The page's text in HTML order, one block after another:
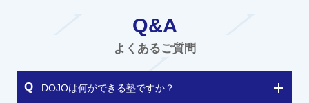
Q&A
よくあるご質問
DOJOは何ができる塾ですか？